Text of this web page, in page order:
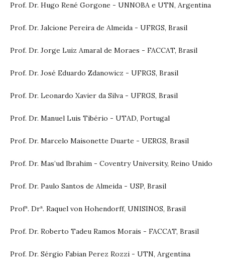
Prof. Dr. Hugo René Gorgone ­- UNNOBA e UTN, Argentina
Prof. Dr. Jalcione Pereira de Almeida - UFRGS, Brasil
Prof. Dr. Jorge Luiz Amaral de Moraes - FACCAT, Brasil
Prof. Dr. José Eduardo Zdanowicz - UFRGS, Brasil
Prof. Dr. Leonardo Xavier da Silva - UFRGS, Brasil
Prof. Dr. Manuel Luis Tibério - UTAD, Portugal
Prof. Dr. Marcelo Maisonette Duarte - UERGS, Brasil
Prof. Dr. Mas’ud Ibrahim - Coventry University, Reino Unido
Prof. Dr. Paulo Santos de Almeida - USP, Brasil
Profª. Drª. Raquel von Hohendorff, UNISINOS, Brasil
Prof. Dr. Roberto Tadeu Ramos Morais - FACCAT, Brasil
Prof. Dr. Sérgio Fabian Perez Rozzi - UTN, Argentina